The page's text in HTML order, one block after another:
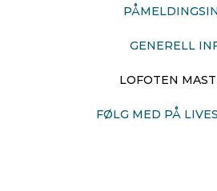
GENERELL
LOFOTEN
FØLG MED PÅ